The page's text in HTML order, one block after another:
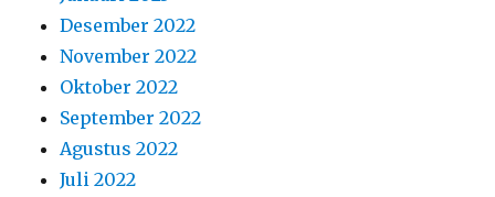
Desember 2022
November 2022
Oktober 2022
September 2022
Agustus 2022
Juli 2022